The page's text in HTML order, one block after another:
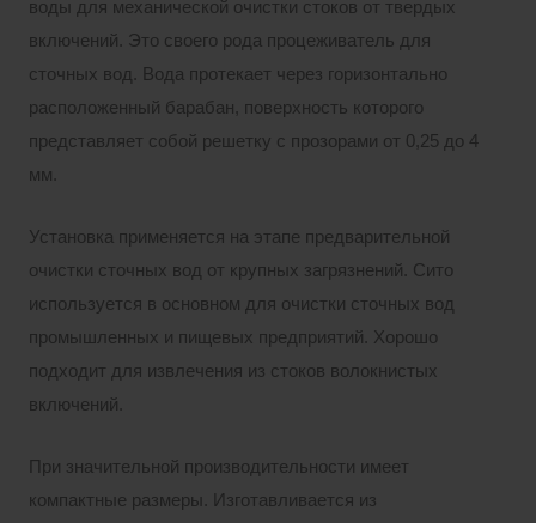
воды для механической очистки стоков от твердых
включений. Это своего рода процеживатель для
сточных вод. Вода протекает через горизонтально
расположенный барабан, поверхность которого
представляет собой решетку с прозорами от 0,25 до 4
мм.
Установка применяется на этапе предварительной
очистки сточных вод от крупных загрязнений. Сито
используется в основном для очистки сточных вод
промышленных и пищевых предприятий. Хорошо
подходит для извлечения из стоков волокнистых
включений.
При значительной производительности имеет
компактные размеры. Изготавливается из